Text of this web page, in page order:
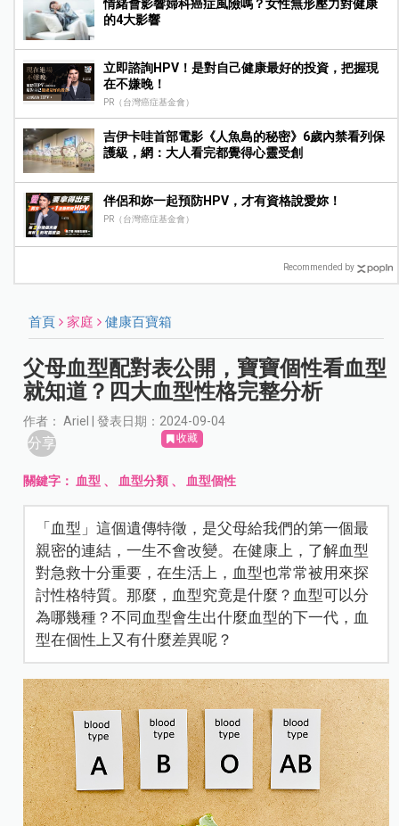
情緒會影響婦科癌症風險嗎？女性無形壓力對健康
的4大影響
立即諮詢HPV！是對自己健康最好的投資，把握現
在不嫌晚！
PR（台灣癌症基金會）
吉伊卡哇首部電影《人魚島的秘密》6歲內禁看列保
護級，網：大人看完都覺得心靈受創
伴侶和妳一起預防HPV，才有資格說愛妳！
PR（台灣癌症基金會）
Recommended by
首頁 家庭 健康百寶箱
父母血型配對表公開，寶寶個性看血型
就知道？四大血型性格完整分析
作者： Ariel | 發表日期：2024-09-04
分享 收藏
關鍵字： 血型 、 血型分類 、 血型個性
「血型」這個遺傳特徵，是父母給我們的第一個最
親密的連結，一生不會改變。在健康上，了解血型
對急救十分重要，在生活上，血型也常常被用來探
討性格特質。那麼，血型究竟是什麼？血型可以分
為哪幾種？不同血型會生出什麼血型的下一代，血
型在個性上又有什麼差異呢？